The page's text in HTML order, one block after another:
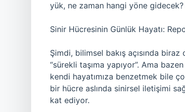
yük, ne zaman hangi yöne gidecek?
Sinir Hücresinin Günlük Hayatı:
Şimdi, bilimsel bakış açısında
“sürekli taşıma yapıyor”. Ama
kendi hayatımıza benzetmek bile
bir hücre aslında sinirsel iletişimi
kat ediyor.